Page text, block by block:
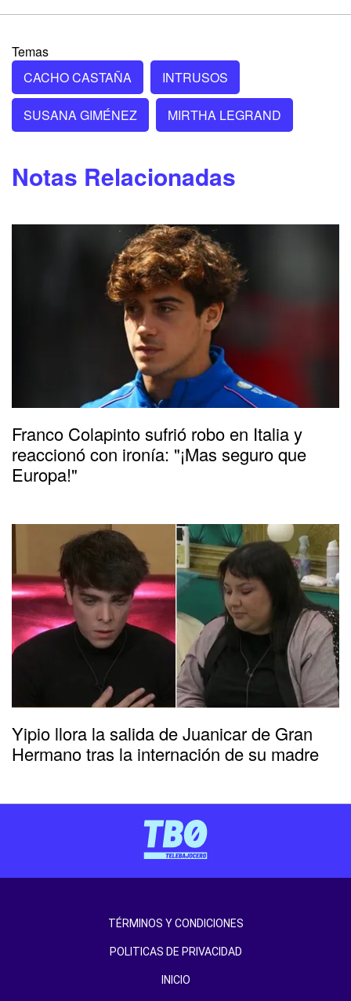
Temas
CACHO CASTAÑA
INTRUSOS
SUSANA GIMÉNEZ MIRTHA LEGRAND
Notas Relacionadas
Franco Colapinto sufrió robo en Italia y
reaccionó con ironía: "¡Mas seguro que
Europa!"
Yipio llora la salida de Juanicar de Gran
Hermano tras la internación de su madre
TÉRMINOS Y CONDICIONES
POLITICAS DE PRIVACIDAD
INICIO